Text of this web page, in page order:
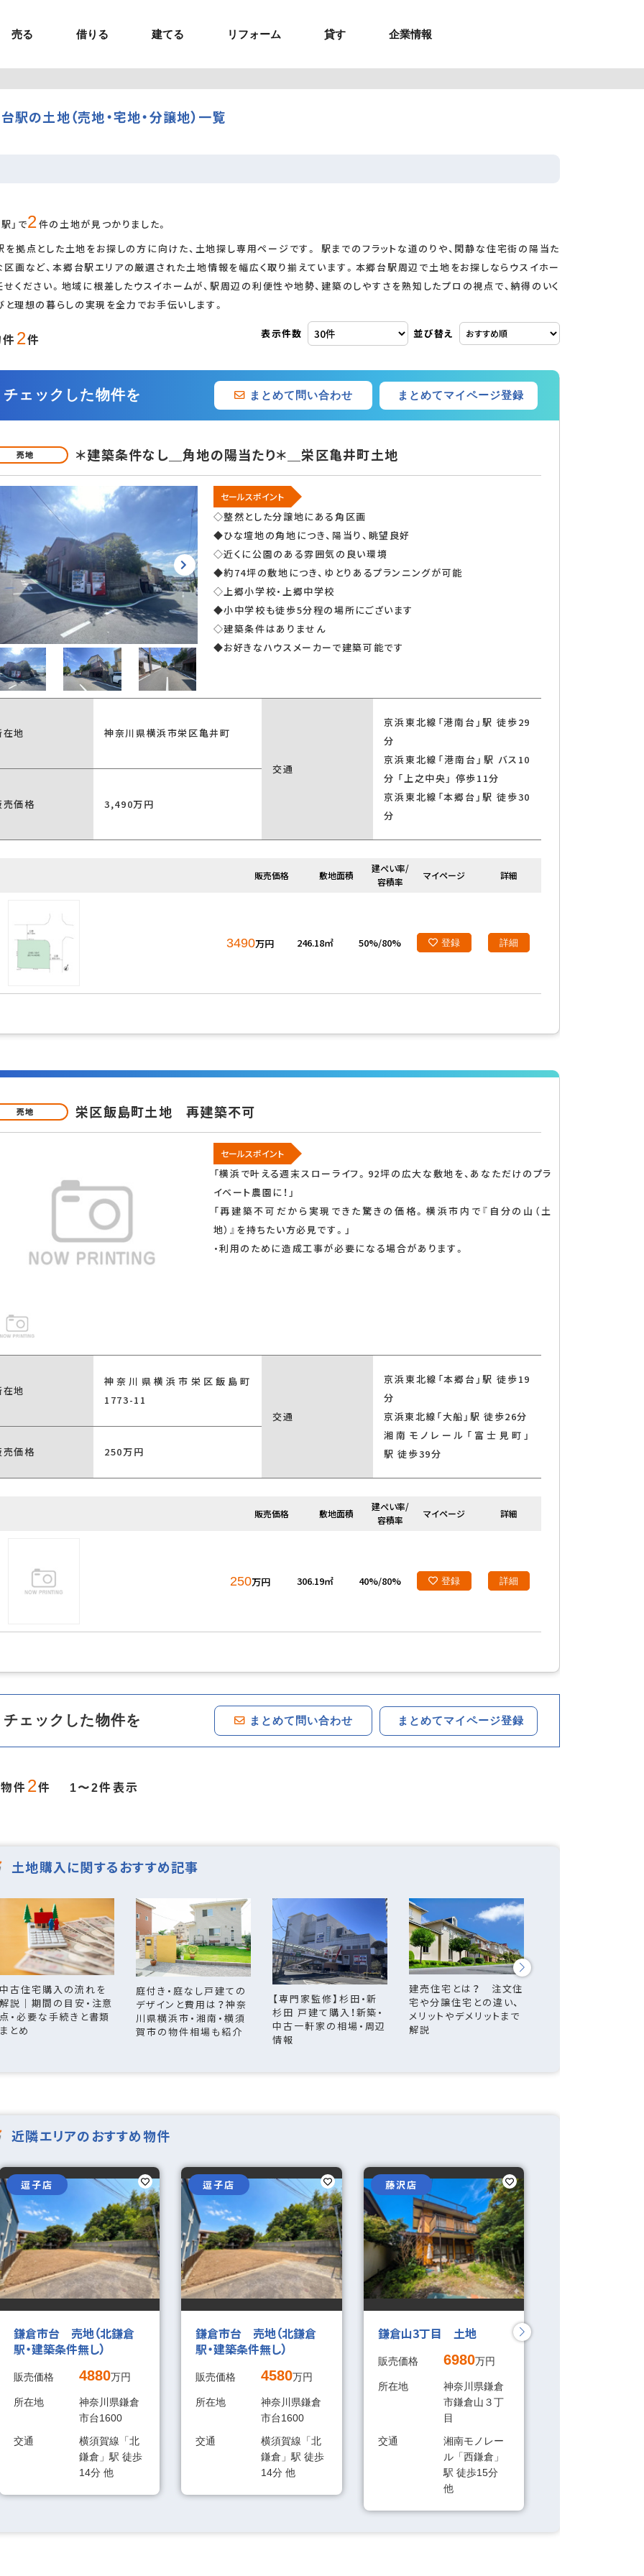
土地
投資物件
お問合せ
売る
ン）
借りる
エリアから探す
建てる
住宅）
ウスイホームの家づくり
施工事例
リフォーム
の魅力
ショールーム
リフォームの流れ
無料お見積もり
貸す
セミナー・講座
オーナー様へ
お問い合わせ
企業情報
駅の土地（売地・宅地・分譲地）一覧
」で2件の土地が見つかりました。
を拠点とした土地をお探しの方に向けた、土地探し専用ページです。 駅までのフラットな道のりや、閑静な住宅街の陽当た
区画など、本郷台駅エリアの厳選された土地情報を幅広く取り揃えています。本郷台駅周辺で土地をお探しならウスイホー
ください。地域に根差したウスイホームが、駅周辺の利便性や地勢、建築のしやすさを熟知したプロの視点で、納得のいく
理想の暮らしの実現を全力でお手伝いします。
2件 表示件数 並び替え
応
角地
チェックした物件を まとめて問い合わせ まとめてマイページ登録
売地 ＊建築条件なし＿角地の陽当たり＊＿栄区亀井町土地
セールスポイント
◇整然とした分譲地にある角区画
◆ひな壇地の角地につき、陽当り、眺望良好
◇近くに公園のある雰囲気の良い環境
◆約74坪の敷地につき、ゆとりあるプランニングが可能
◇上郷小学校・上郷中学校
◆小中学校も徒歩5分程の場所にございます
◇建築条件はありません
◆お好きなハウスメーカーで建築可能です
在地 神奈川県横浜市栄区亀井町
交通
京浜東北線「港南台」駅 徒歩29
分
京浜東北線「港南台」駅 バス10
分 「上之中央」 停歩11分
京浜東北線「本郷台」駅 徒歩30
分
売価格 3,490万円
販売価格 敷地面積
建ぺい率/
容積率
マイページ 詳細
3490万円 246.18㎡ 50%/80% 登録 詳細
売地 栄区飯島町土地 再建築不可
セールスポイント
「横浜で叶える週末スローライフ。92坪の広大な敷地を、あなただけのプラ
イベート農園に！」
「再建築不可だから実現できた驚きの価格。横浜市内で『自分の山（土
地）』を持ちたい方必見です。」
・利用のために造成工事が必要になる場合があります。
在地
神奈川県横浜市栄区飯島町
1773-11
交通
京浜東北線「本郷台」駅 徒歩19
分
京浜東北線「大船」駅 徒歩26分
湘南モノレール「富士見町」
駅 徒歩39分
売価格 250万円
販売価格 敷地面積
建ぺい率/
容積率
マイページ 詳細
250万円 306.19㎡ 40%/80% 登録 詳細
チェックした物件を まとめて問い合わせ まとめてマイページ登録
件 2件 1〜2件表示
土地購入に関するおすすめ記事
中古住宅購入の流れを
解説｜期間の目安・注意
点・必要な手続きと書類
まとめ
庭付き・庭なし戸建ての
デザインと費用は？神奈
川県横浜市・湘南・横須
賀市の物件相場も紹介
【専門家監修】杉田・新
杉田 戸建て購入！新築・
中古一軒家の相場・周辺
情報
建売住宅とは？ 注文住
宅や分譲住宅との違い、
メリットやデメリットまで
解説
近隣エリアのおすすめ物件
逗子店
鎌倉市台 売地（北鎌倉
駅・建築条件無し）
販売価格 4880万円
所在地
神奈川県鎌倉
市台1600
交通
横須賀線「北
鎌倉」駅 徒歩
14分 他
逗子店
鎌倉市台 売地（北鎌倉
駅・建築条件無し）
販売価格 4580万円
所在地
神奈川県鎌倉
市台1600
交通
横須賀線「北
鎌倉」駅 徒歩
14分 他
藤沢店
鎌倉山3丁目 土地
販売価格 6980万円
所在地
神奈川県鎌倉
市鎌倉山３丁
目
交通
湘南モノレー
ル「西鎌倉」
駅 徒歩15分
他